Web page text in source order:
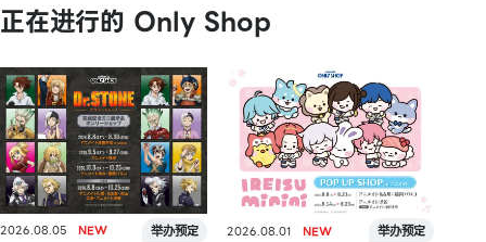
正在进行的 Only Shop
2026.08.05 2026.08.01